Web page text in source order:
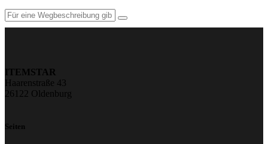
ITEMSTAR
Haarenstraße 43
26122 Oldenburg
Seiten